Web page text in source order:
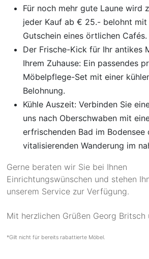
Für noch mehr gute Laune wird
jeder Kauf ab € 25.- belohnt mit
Gutschein eines örtlichen Cafés.
Der Frische-Kick für Ihr antikes
Ihrem Zuhause: Ein passendes
Möbelpflege-Set mit einer
Belohnung.
Kühle Auszeit: Verbinden Sie
uns nach Oberschwaben mit
erfrischenden Bad im Bodensee
vitalisierenden Wanderung im
Gerne beraten wir Sie bei Ihnen
Einrichtungswünschen und stehen
unserem Service zur Verfügung.
Mit herzlichen Grüßen Georg Britsch
*Gilt nicht für bereits rabattierte Möbel.